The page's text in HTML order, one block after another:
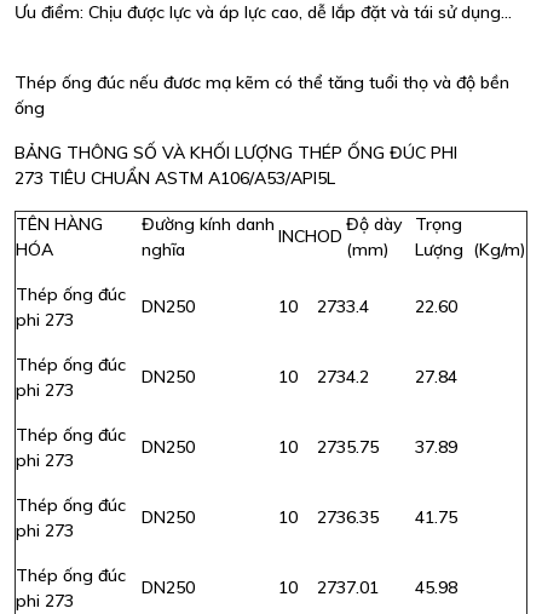
Ưu điểm: Chịu được lực và áp lực cao, dễ lắp đặt và tái sử dụng…
Thép ống đúc nếu đươc mạ kẽm có thể tăng tuổi thọ và độ bền
ống
BẢNG THÔNG SỐ VÀ KHỐI LƯỢNG THÉP ỐNG ĐÚC PHI
273 TIÊU CHUẨN ASTM A106/A53/API5L
TÊN HÀNG
HÓA
Đường kính danh
nghĩa
INCHOD
Độ dày
(mm)
Trọng
Lượng (Kg/m)
Thép ống đúc
phi 273
DN250 10 2733.4 22.60
Thép ống đúc
phi 273
DN250 10 2734.2 27.84
Thép ống đúc
phi 273
DN250 10 2735.75 37.89
Thép ống đúc
phi 273
DN250 10 2736.35 41.75
Thép ống đúc
phi 273
DN250 10 2737.01 45.98